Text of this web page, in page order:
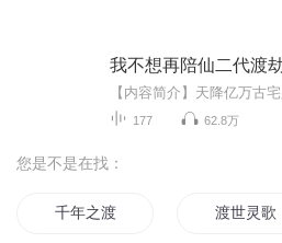
我不想再陪仙二代渡
177 62.8万
您是不是在找：
千年之渡 渡世灵歌